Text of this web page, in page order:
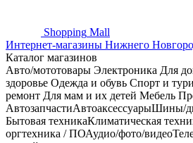
Shopping Mall
Интернет-магазины Нижнего
Каталог магазинов
Авто/мототовары Электроника Для
здоровье Одежда и обувь Спорт и
ремонт Для мам и их детей Мебель
АвтозапчастиАвтоаксессуарыШины/
Бытовая техникаКлиматическая
оргтехника / ПОАудио/фото/видео